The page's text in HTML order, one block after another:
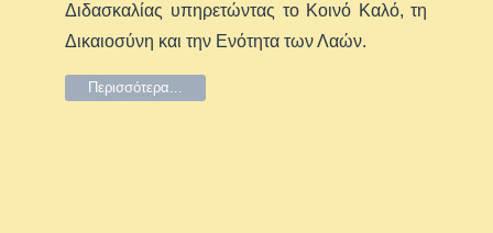
Διδασκαλίας υπηρετώντας το Κοινό Καλό, τη
Δικαιοσύνη και την Ενότητα των Λαών.
Περισσότερα...